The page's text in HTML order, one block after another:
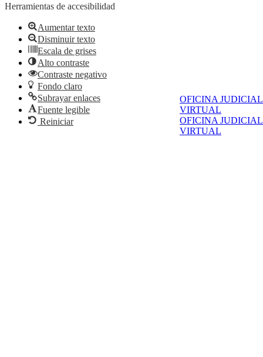
OFICINA JUDICIAL
VIRTUAL
OFICINA JUDICIAL
VIRTUAL
Herramientas de accesibilidad
Aumentar texto
Disminuir texto
Escala de grises
Alto contraste
Contraste negativo
Fondo claro
Subrayar enlaces
Fuente legible
Reiniciar